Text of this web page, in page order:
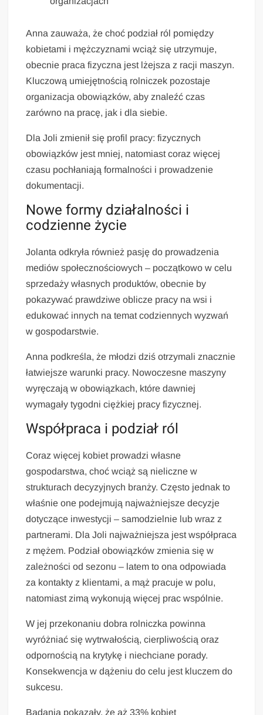
Anna zauważa, że choć podział ról pomiędzy
kobietami i mężczyznami wciąż się utrzymuje,
obecnie praca fizyczna jest lżejsza z racji maszyn.
Kluczową umiejętnością rolniczek pozostaje
organizacja obowiązków, aby znaleźć czas
zarówno na pracę, jak i dla siebie.
Dla Joli zmienił się profil pracy: fizycznych
obowiązków jest mniej, natomiast coraz więcej
czasu pochłaniają formalności i prowadzenie
dokumentacji.
Nowe formy działalności i
codzienne życie
Jolanta odkryła również pasję do prowadzenia
mediów społecznościowych – początkowo w celu
sprzedaży własnych produktów, obecnie by
pokazywać prawdziwe oblicze pracy na wsi i
edukować innych na temat codziennych wyzwań
w gospodarstwie.
Anna podkreśla, że młodzi dziś otrzymali znacznie
łatwiejsze warunki pracy. Nowoczesne maszyny
wyręczają w obowiązkach, które dawniej
wymagały tygodni ciężkiej pracy fizycznej.
Współpraca i podział ról
Coraz więcej kobiet prowadzi własne
gospodarstwa, choć wciąż są nieliczne w
strukturach decyzyjnych branży. Często jednak to
właśnie one podejmują najważniejsze decyzje
dotyczące inwestycji – samodzielnie lub wraz z
partnerami. Dla Joli najważniejsza jest współpraca
z mężem. Podział obowiązków zmienia się w
zależności od sezonu – latem to ona odpowiada
za kontakty z klientami, a mąż pracuje w polu,
natomiast zimą wykonują więcej prac wspólnie.
W jej przekonaniu dobra rolniczka powinna
wyróżniać się wytrwałością, cierpliwością oraz
odpornością na krytykę i niechciane porady.
Konsekwencja w dążeniu do celu jest kluczem do
sukcesu.
Badania pokazały, że aż 33% kobiet